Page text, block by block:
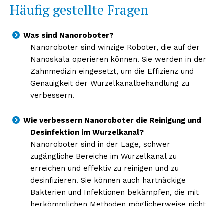
Häufig gestellte Fragen
Was sind Nanoroboter?
Nanoroboter sind winzige Roboter, die auf der
Nanoskala operieren können. Sie werden in der
Zahnmedizin eingesetzt, um die Effizienz und
Genauigkeit der Wurzelkanalbehandlung zu
verbessern.
Wie verbessern Nanoroboter die Reinigung und
Desinfektion im Wurzelkanal?
Nanoroboter sind in der Lage, schwer
zugängliche Bereiche im Wurzelkanal zu
erreichen und effektiv zu reinigen und zu
desinfizieren. Sie können auch hartnäckige
Bakterien und Infektionen bekämpfen, die mit
herkömmlichen Methoden möglicherweise nicht